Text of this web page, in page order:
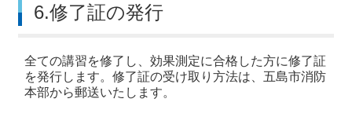
6.修了証の発行
全ての講習を修了し、効果測定に合格した方に修了証
を発行します。修了証の受け取り方法は、五島市消防
本部から郵送いたします。